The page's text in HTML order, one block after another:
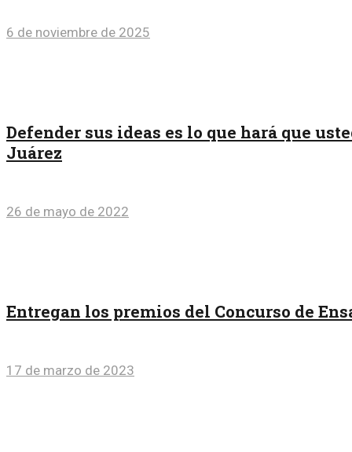
6 de noviembre de 2025
Defender sus ideas es lo que hará que
Juárez
26 de mayo de 2022
Entregan los premios del Concurso de
17 de marzo de 2023